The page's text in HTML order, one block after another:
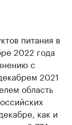
питания в
2022 года
с
2021
область
как и